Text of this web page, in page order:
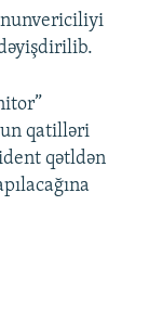
qatilləri
qətldən